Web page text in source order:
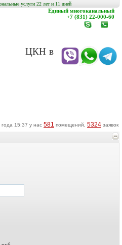
услуги 22 лет и 11 дней
в
Единый многоканальный
+7 (831) 22-000-60
www.c-
года 15:37 у нас 581 помещений, 5324 заявок